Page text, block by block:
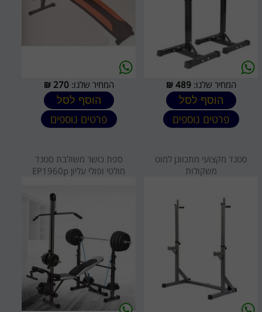
המחיר שלנו:489
₪
הוסף לסל
פרטים נוספים
המחיר שלנו:270
₪
הוסף לסל
פרטים נוספים
סטנד מקצועי מתכוונן למוט
משקולות
ספת כושר משולבת סטנד
מולטי ופולי עליון EP1960p